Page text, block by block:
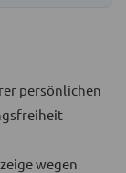
persönlichen
wegen